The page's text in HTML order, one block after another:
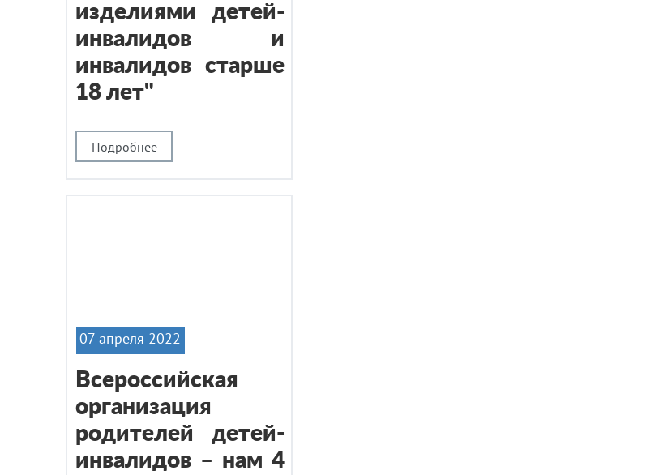
Подробнее
изделиями детей-
инвалидов и
инвалидов старше
18 лет"
Всероссийская
организация
родителей детей-
инвалидов – нам 4
07 апреля 2022